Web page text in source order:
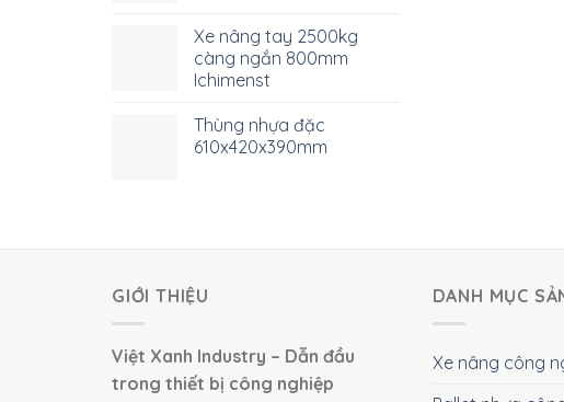
Xe nâng tay 2500kg
càng ngắn 800mm
Ichimenst
Thùng nhựa đặc
610x420x390mm
GIỚI THIỆU
Việt Xanh Industry – Dẫn đầu
trong thiết bị công nghiệp
DANH MỤC
Xe nâng công